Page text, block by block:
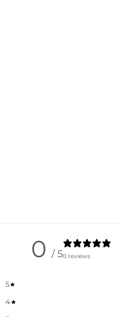
0 / 50 reviews
5
4